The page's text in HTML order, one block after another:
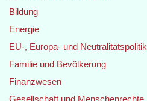
Bildung
Energie
EU-, Europa- und Neutralitätspolitik
Familie und Bevölkerung
Finanzwesen
Gesellschaft und Menschenrechte